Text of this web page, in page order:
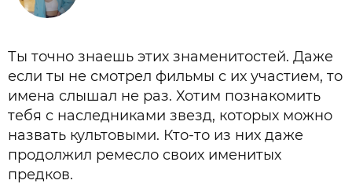
Ты точно знаешь этих знаменитостей. Даже
если ты не смотрел фильмы с их участием, то
имена слышал не раз. Хотим познакомить
тебя с наследниками звезд, которых можно
назвать культовыми. Кто-то из них даже
продолжил ремесло своих именитых
предков.